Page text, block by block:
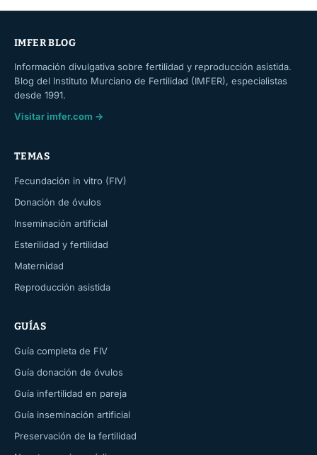
IMFER BLOG
Información divulgativa sobre fertilidad y reproducción asistida.
Blog del Instituto Murciano de Fertilidad (IMFER), especialistas
desde 1991.
Visitar imfer.com →
TEMAS
Fecundación in vitro (FIV)
Donación de óvulos
Inseminación artificial
Esterilidad y fertilidad
Maternidad
Reproducción asistida
GUÍAS
Guía completa de FIV
Guía donación de óvulos
Guía infertilidad en pareja
Guía inseminación artificial
Preservación de la fertilidad